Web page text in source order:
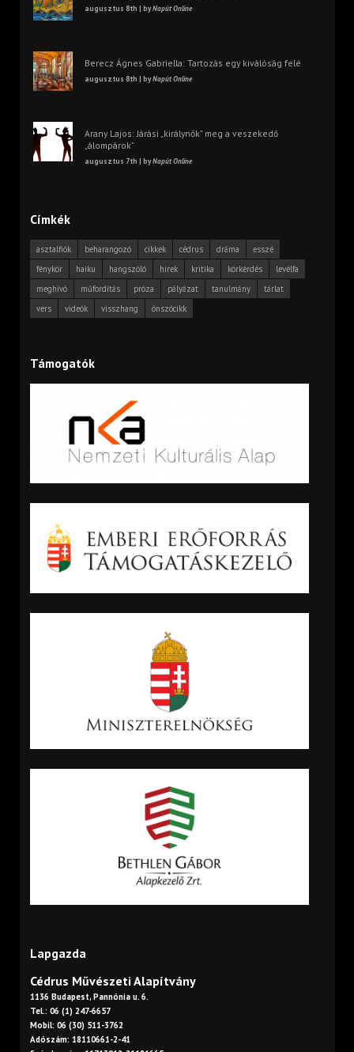
augusztus 8th | byNapút Online
Berecz Ágnes Gabriella: Tartozás egy kiválóság felé
augusztus 8th | byNapút Online
Arany Lajos: Járási „királynők” meg a veszekedő
„álompárok”
augusztus 7th | byNapút Online
Címkék
asztalfiók beharangozó cikkek cédrus dráma
esszé
fénykör
haiku hangszóló hírek kritika körkérdés
levélfa
meghívó
műfordítás próza pályázat tanulmány
tárlat
vers
videók visszhang önszócikk
Támogatók
Lapgazda
Cédrus Művészeti Alapítvány
1136 Budapest, Pannónia u. 6.
Tel.: 06 (1) 247-6657
Mobil: 06 (30) 511-3762
Adószám: 18110661-2-41